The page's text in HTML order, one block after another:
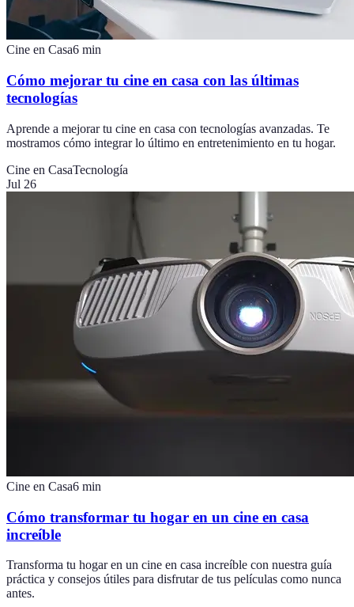
Cine en Casa6 min
Cómo mejorar tu cine en casa con las últimas
tecnologías
Aprende a mejorar tu cine en casa con tecnologías avanzadas. Te
mostramos cómo integrar lo último en entretenimiento en tu hogar.
Cine en CasaTecnología
Jul 26
Cine en Casa6 min
Cómo transformar tu hogar en un cine en casa
increíble
Transforma tu hogar en un cine en casa increíble con nuestra guía
práctica y consejos útiles para disfrutar de tus películas como nunca
antes.